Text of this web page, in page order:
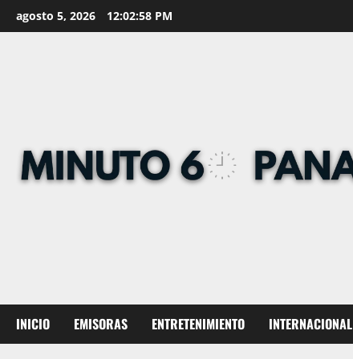
to
agosto 5, 2026 12:02:59 PM
INICIO EMISORAS ENTRETENIMIENTO INTERNACIONAL